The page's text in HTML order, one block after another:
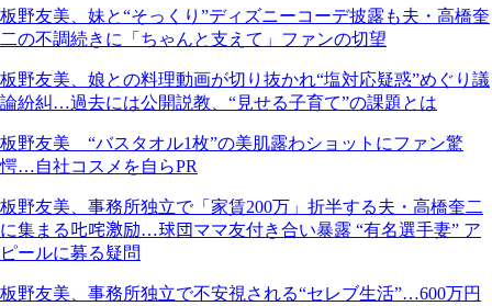
板野友美、妹と“そっくり”ディズニーコーデ披露も夫・高橋奎
二の不調続きに「ちゃんと支えて」ファンの切望
板野友美、娘との料理動画が切り抜かれ“塩対応疑惑”めぐり議
論紛糾…過去には公開説教、“見せる子育て”の課題とは
板野友美 “バスタオル1枚”の美肌露わショットにファン驚
愕…自社コスメを自らPR
板野友美、事務所独立で「家賃200万」折半する夫・高橋奎二
に集まる𠮟咤激励…球団ママ友付き合い暴露 “有名選手妻” ア
ピールに募る疑問
板野友美、事務所独立で不安視される“セレブ生活”…600万円